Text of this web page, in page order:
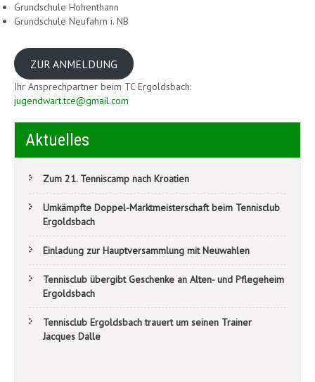
Grundschule Hohenthann
Grundschule Neufahrn i. NB
ZUR ANMELDUNG
Ihr Ansprechpartner beim TC Ergoldsbach:
jugendwart.tce@gmail.com
Aktuelles
Zum 21. Tenniscamp nach Kroatien
Umkämpfte Doppel-Marktmeisterschaft beim Tennisclub
Ergoldsbach
Einladung zur Hauptversammlung mit Neuwahlen
Tennisclub übergibt Geschenke an Alten- und Pflegeheim
Ergoldsbach
Tennisclub Ergoldsbach trauert um seinen Trainer
Jacques Dalle